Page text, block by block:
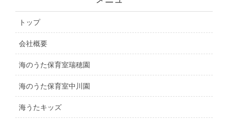
トップ
会社概要
海のうた保育室瑞穂園
海のうた保育室中川園
海うたキッズ